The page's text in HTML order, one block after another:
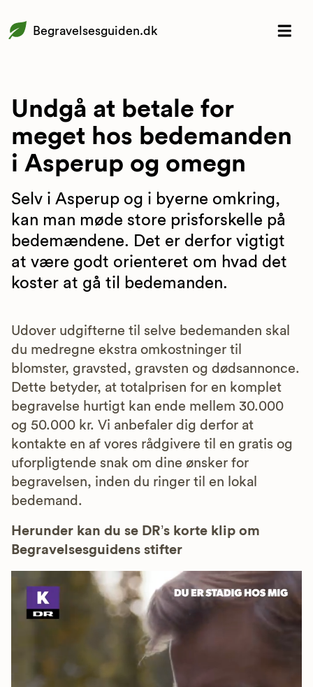
Begravelsesguiden.dk
Undgå at betale for
meget hos bedemanden
i Asperup og omegn
Selv i Asperup og i byerne omkring,
kan man møde store prisforskelle på
bedemændene. Det er derfor vigtigt
at være godt orienteret om hvad det
koster at gå til bedemanden.
Udover udgifterne til selve bedemanden skal
du medregne ekstra omkostninger til
blomster, gravsted, gravsten og dødsannonce.
Dette betyder, at totalprisen for en komplet
begravelse hurtigt kan ende mellem 30.000
og 50.000 kr. Vi anbefaler dig derfor at
kontakte en af vores rådgivere til en gratis og
uforpligtende snak om dine ønsker for
begravelsen, inden du ringer til en lokal
bedemand.
Herunder kan du se DR’s korte klip om
Begravelsesguidens stifter